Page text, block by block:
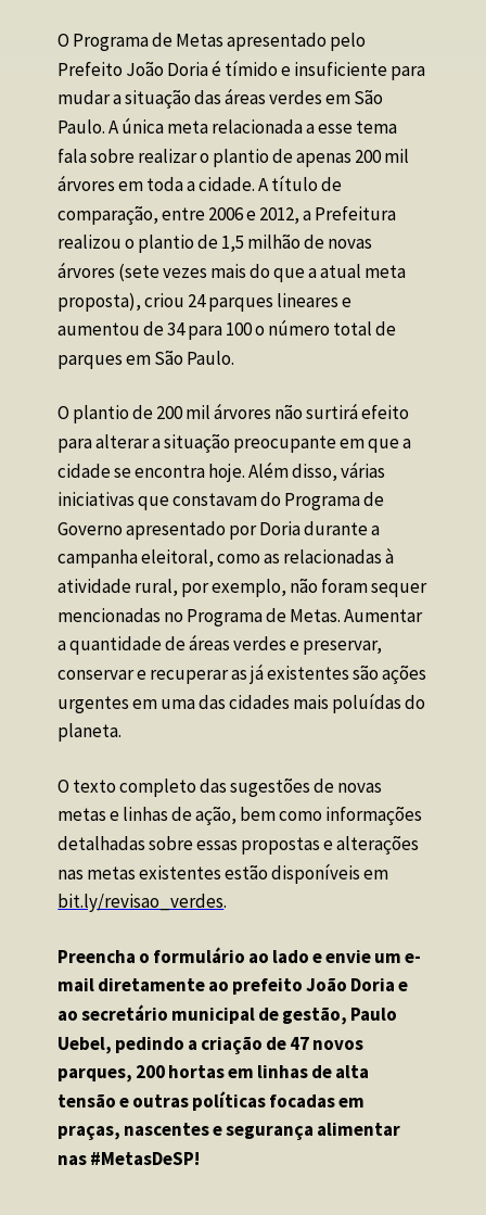
O Programa de Metas apresentado pelo
Prefeito João Doria é tímido e insuficiente para
mudar a situação das áreas verdes em São
Paulo. A única meta relacionada a esse tema
fala sobre realizar o plantio de apenas 200 mil
árvores em toda a cidade. A título de
comparação, entre 2006 e 2012, a Prefeitura
realizou o plantio de 1,5 milhão de novas
árvores (sete vezes mais do que a atual meta
proposta), criou 24 parques lineares e
aumentou de 34 para 100 o número total de
parques em São Paulo.
O plantio de 200 mil árvores não surtirá efeito
para alterar a situação preocupante em que a
cidade se encontra hoje. Além disso, várias
iniciativas que constavam do Programa de
Governo apresentado por Doria durante a
campanha eleitoral, como as relacionadas à
atividade rural, por exemplo, não foram sequer
mencionadas no Programa de Metas. Aumentar
a quantidade de áreas verdes e preservar,
conservar e recuperar as já existentes são ações
urgentes em uma das cidades mais poluídas do
planeta.
O texto completo das sugestões de novas
metas e linhas de ação, bem como informações
detalhadas sobre essas propostas e alterações
bit.ly/revisao_verdes.
Preencha o formulário ao lado e envie um e-
mail diretamente ao prefeito João Doria e
ao secretário municipal de gestão, Paulo
Uebel, pedindo a criação de 47 novos
parques, 200 hortas em linhas de alta
tensão e outras políticas focadas em
praças, nascentes e segurança alimentar
nas #MetasDeSP!